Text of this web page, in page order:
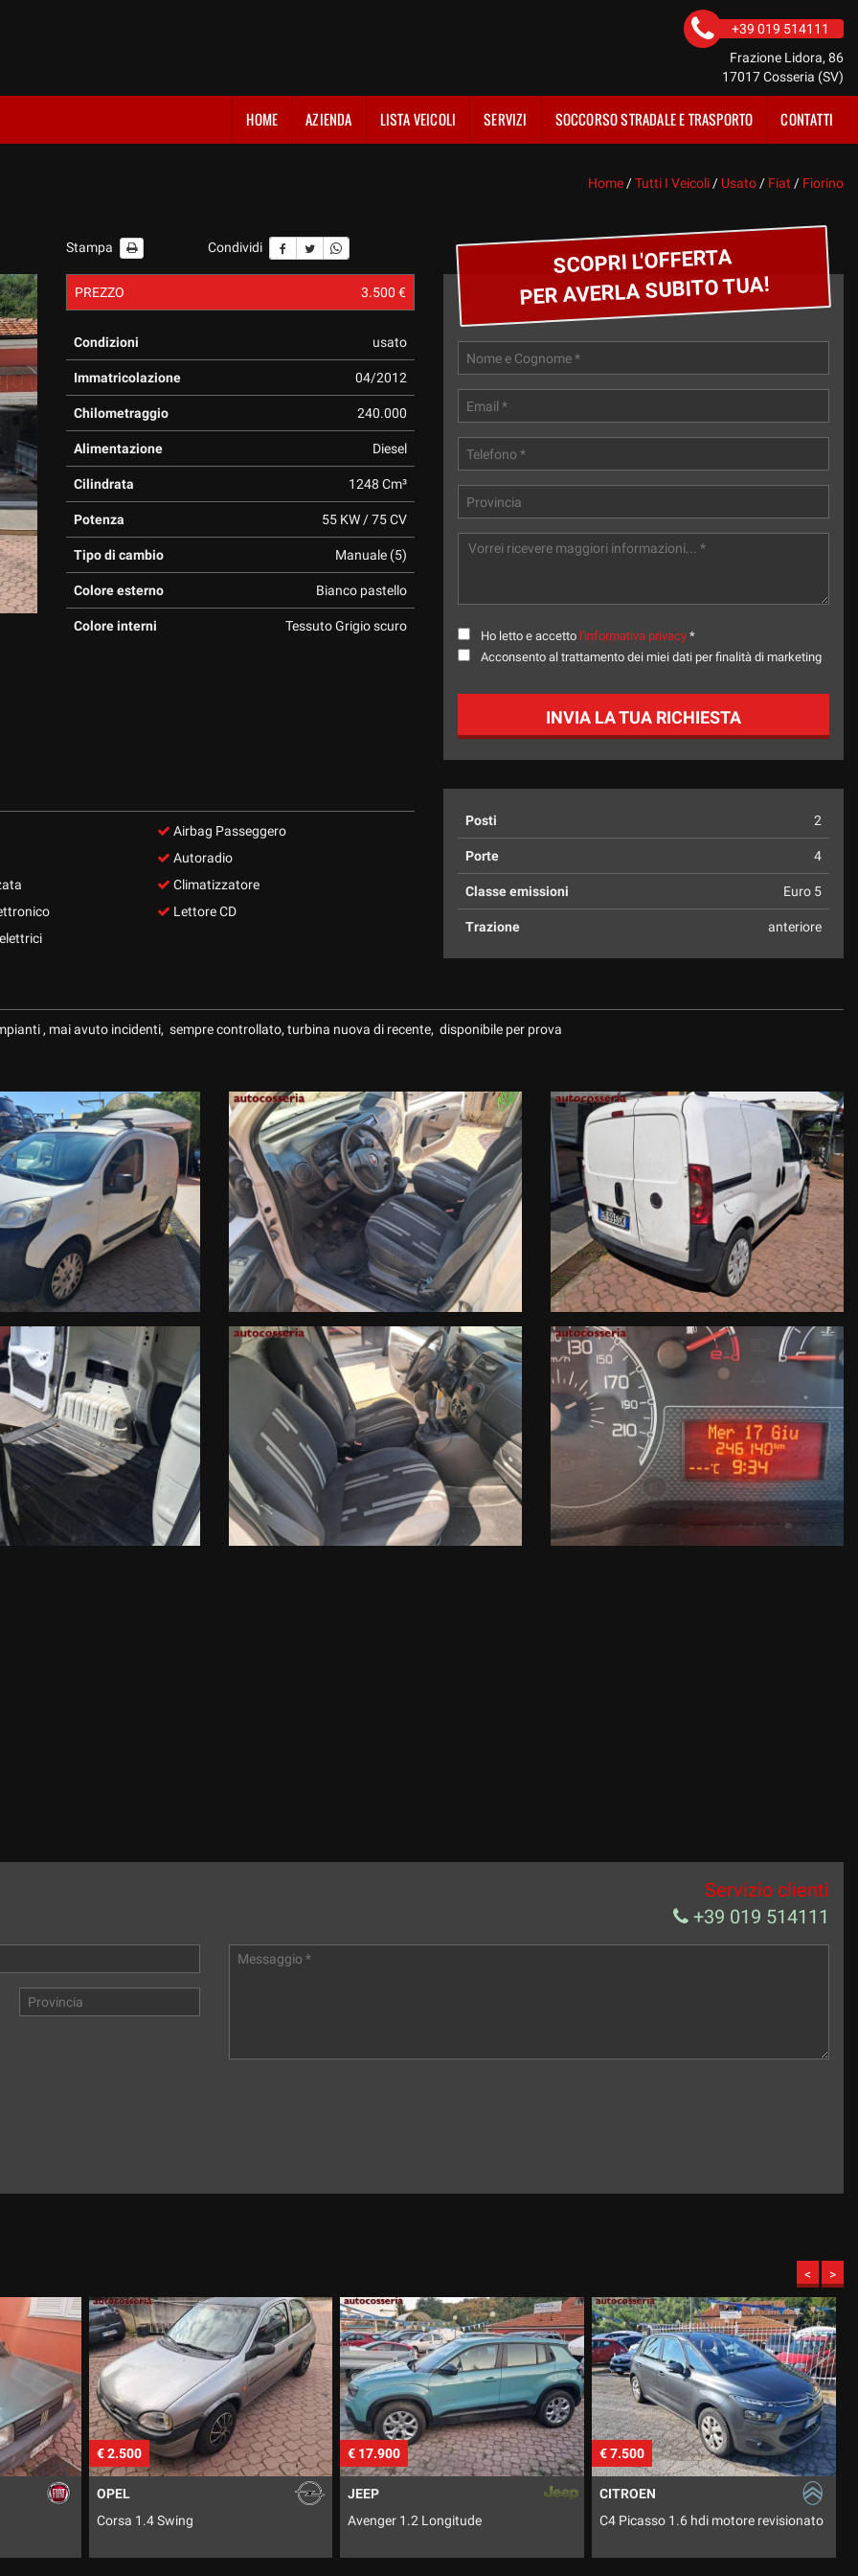
+39 019 514111
Frazione Lidora, 86
17017 Cosseria (SV)
HOME AZIENDA LISTA VEICOLI SERVIZI SOCCORSO STRADALE E TRASPORTO CONTATTI
Home /Tutti I Veicoli / Usato / Fiat / Fiorino
Stampa Condividi
PREZZO 3.500 €
Condizioni usato
Immatricolazione 04/2012
Chilometraggio 240.000
Alimentazione Diesel
Cilindrata 1248 Cm³
Potenza 55 KW / 75 CV
Tipo di cambio Manuale (5)
Colore esterno Bianco pastello
Colore interni Tessuto Grigio scuro
SCOPRI L'OFFERTA
PER AVERLA SUBITO TUA!
Ho letto e accetto l'informativa privacy *
Acconsento al trattamento dei miei dati per finalità di marketing
INVIA LA TUA RICHIESTA
Airbag Passeggero
Autoradio
Climatizzatore
Lettore CD
Posti 2
Porte 4
Classe emissioni Euro 5
Trazione anteriore
, mai avuto incidenti, sempre controllato, turbina nuova di recente, disponibile per prova
Servizio clienti
+39 019 514111
< >
€ 17.900
JEEP
Avenger 1.2 Longitude
€ 7.500
CITROEN
C4 Picasso 1.6 hdi motore revisionato
€ 16.500
RENAULT
Trafic 1.6 Dci 8 posti